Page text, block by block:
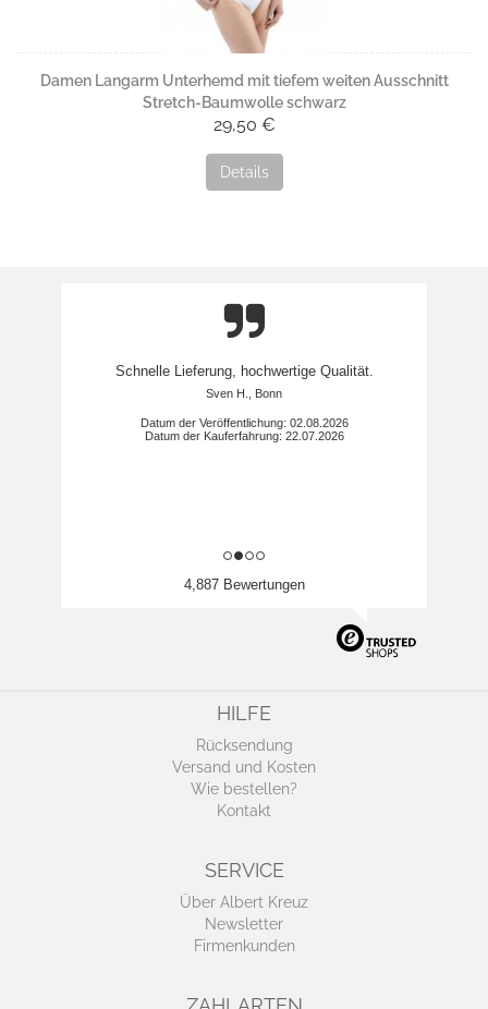
Damen Langarm Unterhemd mit tiefem weiten Ausschnitt
Stretch-Baumwolle schwarz
29,50 €
Details
Schnelle Lieferung, hochwertige Qualität.
Sven H., Bonn
Datum der Veröffentlichung: 02.08.2026
Datum der Kauferfahrung: 22.07.2026
4,887 Bewertungen
HILFE
Rücksendung
Versand und Kosten
Wie bestellen?
Kontakt
SERVICE
Über Albert Kreuz
Newsletter
Firmenkunden